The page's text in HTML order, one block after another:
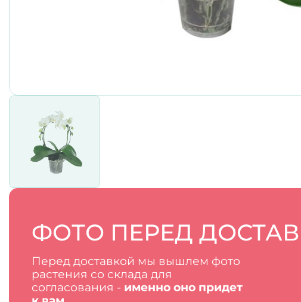
ФОТО ПЕРЕД
Перед доставкой мы вышлем фото
растения со склада для
согласования - именно оно придет